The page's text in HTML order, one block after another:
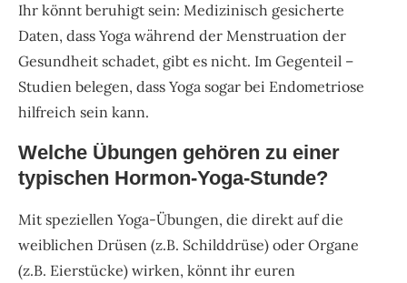
Ihr könnt beruhigt sein: Medizinisch gesicherte
Daten, dass Yoga während der Menstruation der
Gesundheit schadet, gibt es nicht. Im Gegenteil –
Studien belegen, dass Yoga sogar bei Endometriose
hilfreich sein kann.
Welche Übungen gehören zu einer
typischen Hormon-Yoga-Stunde?
Mit speziellen Yoga-Übungen, die direkt auf die
weiblichen Drüsen (z.B. Schilddrüse) oder Organe
(z.B. Eierstücke) wirken, könnt ihr euren